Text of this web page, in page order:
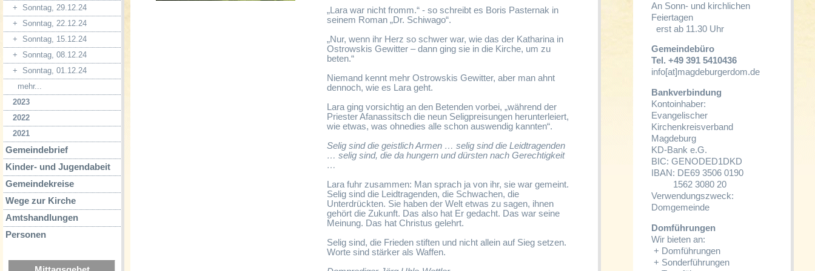
+ Sonntag, 29.12.24
+ Sonntag, 22.12.24
+ Sonntag, 15.12.24
+ Sonntag, 08.12.24
+ Sonntag, 01.12.24
mehr...
2023
2022
2021
Gemeindebrief
Kinder- und Jugendabeit
Gemeindekreise
Wege zur Kirche
Amtshandlungen
Personen
„Lara war nicht fromm.“ - so schreibt es Boris Pasternak in
seinem Roman „Dr. Schiwago“.
„Nur, wenn ihr Herz so schwer war, wie das der Katharina in
Ostrowskis Gewitter – dann ging sie in die Kirche, um zu
beten.“
Niemand kennt mehr Ostrowskis Gewitter, aber man ahnt
dennoch, wie es Lara geht.
Lara ging vorsichtig an den Betenden vorbei, „während der
Priester Afanassitsch die neun Seligpreisungen herunterleiert,
wie etwas, was ohnedies alle schon auswendig kannten“.
Selig sind die geistlich Armen … selig sind die Leidtragenden
… selig sind, die da hungern und dürsten nach Gerechtigkeit
…
Lara fuhr zusammen: Man sprach ja von ihr, sie war gemeint.
Selig sind die Leidtragenden, die Schwachen, die
Unterdrückten. Sie haben der Welt etwas zu sagen, ihnen
gehört die Zukunft. Das also hat Er gedacht. Das war seine
Meinung. Das hat Christus gelehrt.
Selig sind, die Frieden stiften und nicht allein auf Sieg setzen.
Worte sind stärker als Waffen.
An Sonn- und kirchlichen
Feiertagen
erst ab 11.30 Uhr
Gemeindebüro
Tel. +49 391 5410436
info[at]magdeburgerdom.de
Bankverbindung
Kontoinhaber:
Evangelischer
Kirchenkreisverband
Magdeburg
KD-Bank e.G.
BIC: GENODED1DKD
IBAN: DE69 3506 0190
1562 3080 20
Verwendungszweck:
Domgemeinde
Domführungen
Wir bieten an:
+ Domführungen
+ Sonderführungen